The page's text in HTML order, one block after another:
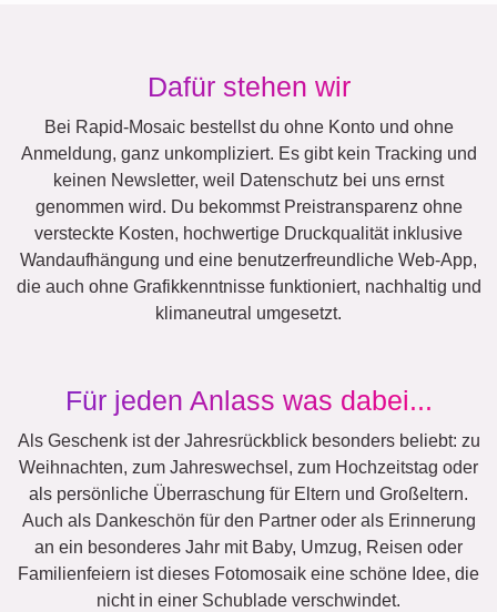
Dafür stehen wir
Bei Rapid-Mosaic bestellst du ohne Konto und ohne
Anmeldung, ganz unkompliziert. Es gibt kein Tracking und
keinen Newsletter, weil Datenschutz bei uns ernst
genommen wird. Du bekommst Preistransparenz ohne
versteckte Kosten, hochwertige Druckqualität inklusive
Wandaufhängung und eine benutzerfreundliche Web-App,
die auch ohne Grafikkenntnisse funktioniert, nachhaltig und
klimaneutral umgesetzt.
Für jeden Anlass was dabei...
Als Geschenk ist der Jahresrückblick besonders beliebt: zu
Weihnachten, zum Jahreswechsel, zum Hochzeitstag oder
als persönliche Überraschung für Eltern und Großeltern.
Auch als Dankeschön für den Partner oder als Erinnerung
an ein besonderes Jahr mit Baby, Umzug, Reisen oder
Familienfeiern ist dieses Fotomosaik eine schöne Idee, die
nicht in einer Schublade verschwindet.